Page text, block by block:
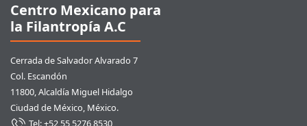
Centro Mexicano para
la Filantropía A.C
Cerrada de Salvador Alvarado 7
Col. Escandón
11800, Alcaldía Miguel Hidalgo
Ciudad de México, México.
Tel: +52 55 5276 8530